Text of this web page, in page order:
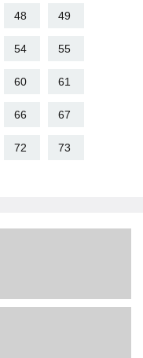
48 49
54 55
60 61
66 67
72 73